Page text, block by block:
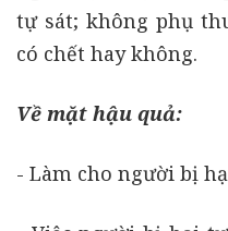
tự sát; không phụ
có chết hay không.
Về mặt hậu quả:
- Làm cho người bị